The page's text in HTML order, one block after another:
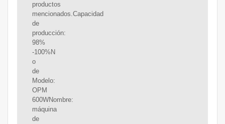
productos
mencionados.Capacidad
de
producción:
98%
-100%N
o
de
Modelo:
OPM
600WNombre:
máquina
de